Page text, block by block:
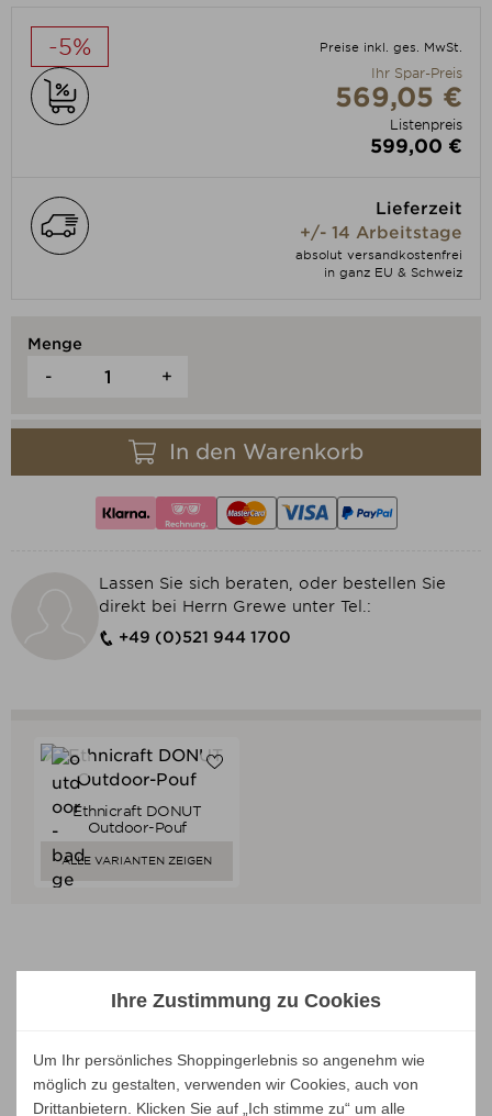
-5% Preise inkl. ges. MwSt.
Ihr Spar-Preis
569,05 €
Listenpreis
599,00 €
Lieferzeit
+/- 14 Arbeitstage
absolut versandkostenfrei
in ganz EU & Schweiz
Menge
- +
In den Warenkorb
Lassen Sie sich beraten, oder bestellen Sie
direkt bei Herrn Grewe unter Tel.:
+49 (0)521 944 1700
Verkaufspreis
ab 389,00 €
369,55 €
Ethnicraft DONUT
Outdoor-Pouf
ALLE VARIANTEN ZEIGEN
Unsere Marken
Ihre Zustimmung zu Cookies
Um Ihr persönliches Shoppingerlebnis so angenehm wie
möglich zu gestalten, verwenden wir Cookies, auch von
Drittanbietern. Klicken Sie auf „Ich stimme zu“ um alle